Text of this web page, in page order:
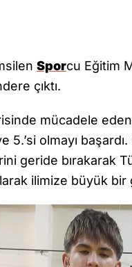
Sporcu Eğitim
çıktı.
mücadele
5.’si olmayı
geride bırakarak
ilimize büyük bir